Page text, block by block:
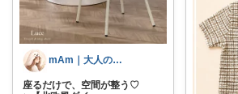
mAm｜大人のご褒美セレクト
座るだけで、空間が整う♡